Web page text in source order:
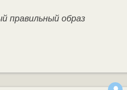
правильный образ